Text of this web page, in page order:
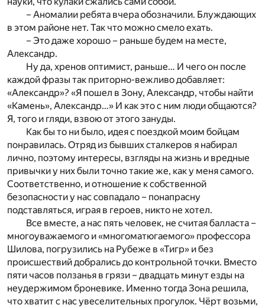
– Аномалии ребята вчера обозначили. Блуждающих
в этом районе нет. Так что можно смело ехать.
– Это даже хорошо – раньше будем на месте,
Александр.
Ну да, хренов оптимист, раньше… И чего он после
каждой фразы так приторно-вежливо добавляет:
«Александр»? «Я пошел в Зону, Александр, чтобы найти
«Камень», Александр…» И как это с ним люди общаются?
Я, того и гляди, взвою от этого зануды.
Как бы то ни было, идея с поездкой моим бойцам
понравилась. Отряд из бывших сталкеров я набирал
лично, поэтому интересы, взгляды на жизнь и вредные
привычки у них были точно такие же, как у меня самого.
Соответственно, и отношение к собственной
безопасности у нас совпадало – понапрасну
подставляться, играя в героев, никто не хотел.
Все вместе, а нас пять человек, не считая балласта –
многоуважаемого и «многоматюгаемого» профессора
Шилова, погрузились на Рубеже в «Тигр» и без
происшествий добрались до контрольной точки. Вместо
пяти часов ползанья в грязи – двадцать минут езды на
неудержимом броневике. Именно тогда Зона решила,
что хватит с нас увеселительных прогулок. Чёрт возьми,